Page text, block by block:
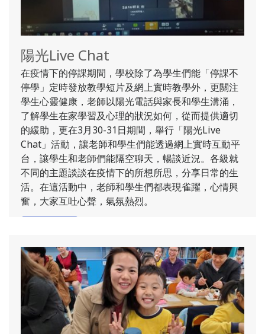
陽光Live Chat
在疫情下的停課期間，學校除了為學生們能「停課不
停學」定時發放教學短片及網上實時教學外，更關注
學生心靈健康，老師以陽光電話與家長和學生溝涌，
了解學生在家學習及心理的狀況如何，從而提供適切
的緩助，更在3月30-31日期間，舉行「陽光Live
Chat」活動，讓老師和學生們能透過網上實時互動平
台，讓學生和老師們能隔空聊天，暢談近況。各級就
不同的主題談談在疫情下的所想所思，分享日常的生
活。在這活動中，老師和學生們都表現雀躍，心情興
奮，大家互吐心聲，氣氛熱烈。